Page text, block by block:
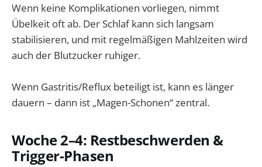
Wenn keine Komplikationen vorliegen, nimmt
Übelkeit oft ab. Der Schlaf kann sich langsam
stabilisieren, und mit regelmäßigen Mahlzeiten wird
auch der Blutzucker ruhiger.
Wenn Gastritis/Reflux beteiligt ist, kann es länger
dauern – dann ist „Magen-Schonen“ zentral.
Woche 2–4: Restbeschwerden &
Trigger-Phasen